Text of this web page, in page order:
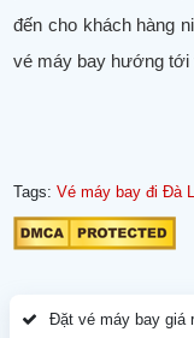
đến cho khách hàng
vé máy bay hướng tới
Tags:Vé máy bay đi Đà
Đặt vé máy bay giá